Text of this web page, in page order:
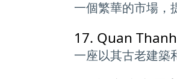
一個繁華的市場，
17. Quan
一座以其古老建築